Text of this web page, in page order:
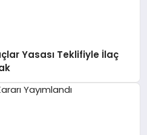
Yasası Teklifiyle İlaç